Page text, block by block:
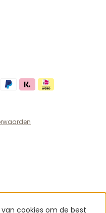
cookies om de best